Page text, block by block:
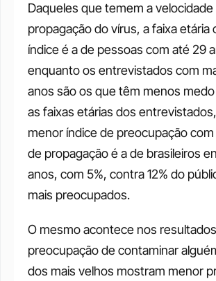
Daqueles que temem a velocidade
propagação do vírus, a faixa etária
índice é a de pessoas com até 29
enquanto os entrevistados com
anos são os que têm menos
as faixas etárias dos
menor índice de preocupação
de propagação é a de brasileiros
anos, com 5%, contra 12% do
mais preocupados.
O mesmo acontece nos
preocupação de contaminar
dos mais velhos mostram menor